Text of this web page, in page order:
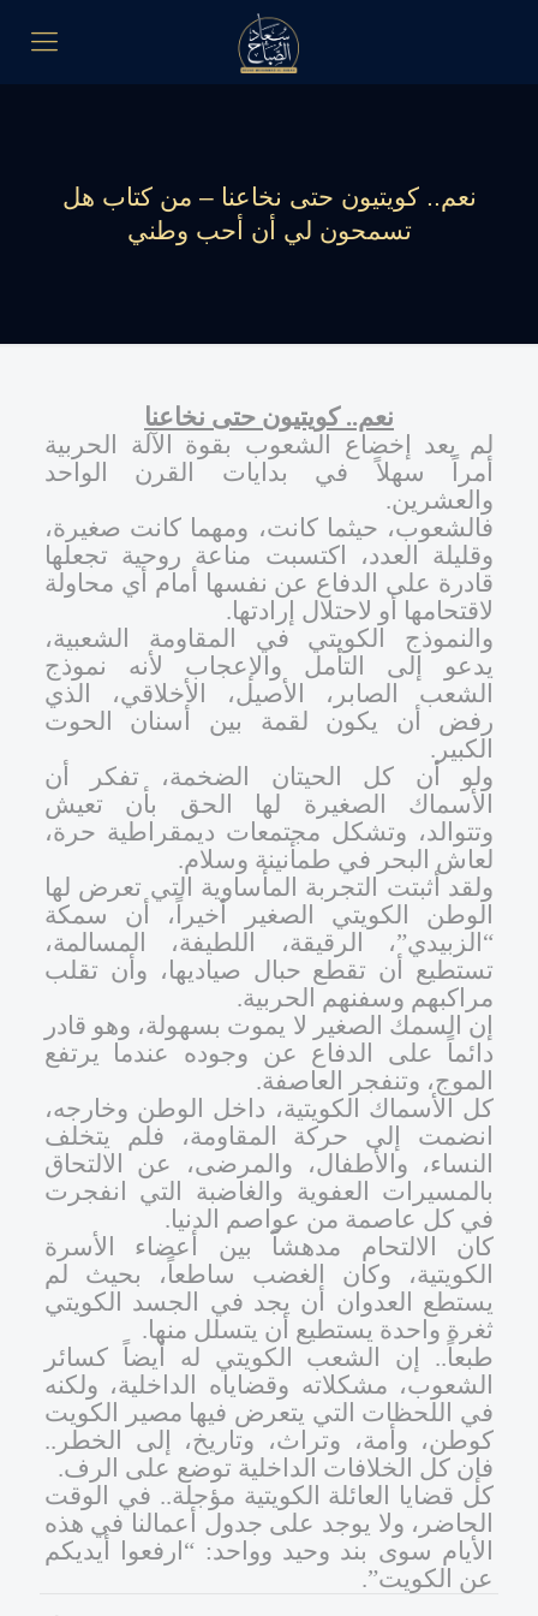
نعم.. كويتيون حتى نخاعنا – من كتاب هل
تسمحون لي أن أحب وطني
نعم.. كويتيون حتى نخاعنا
لم يعد إخضاع الشعوب بقوة الآلة الحربية
أمراً سهلاً في بدايات القرن الواحد
والعشرين.
فالشعوب، حيثما كانت، ومهما كانت صغيرة،
وقليلة العدد، اكتسبت مناعة روحية تجعلها
قادرة على الدفاع عن نفسها أمام أي محاولة
لاقتحامها أو لاحتلال إرادتها.
والنموذج الكويتي في المقاومة الشعبية،
يدعو إلى التأمل والإعجاب لأنه نموذج
الشعب الصابر، الأصيل، الأخلاقي، الذي
رفض أن يكون لقمة بين أسنان الحوت
الكبير .
ولو أن كل الحيتان الضخمة، تفكر أن
الأسماك الصغيرة لها الحق بأن تعيش
وتتوالد، وتشكل مجتمعات ديمقراطية حرة،
لعاش البحر في طمأنينة وسلام.
ولقد أثبتت التجربة المأساوية التي تعرض لها
الوطن الكويتي الصغير أخيراً، أن سمكة
“الزبيدي”، الرقيقة، اللطيفة، المسالمة،
تستطيع أن تقطع حبال صياديها، وأن تقلب
مراكبهم وسفنهم الحربية.
إن السمك الصغير لا يموت بسهولة، وهو قادر
دائماً على الدفاع عن وجوده عندما يرتفع
الموج، وتنفجر العاصفة.
كل الأسماك الكويتية، داخل الوطن وخارجه،
انضمت إلى حركة المقاومة، فلم يتخلف
النساء، والأطفال، والمرضى، عن الالتحاق
بالمسيرات العفوية والغاضبة التي انفجرت
في كل عاصمة من عواصم الدنيا.
كان الالتحام مدهشاً بين أعضاء الأسرة
الكويتية، وكان الغضب ساطعاً، بحيث لم
يستطع العدوان أن يجد في الجسد الكويتي
ثغرة واحدة يستطيع أن يتسلل منها.
طبعاً.. إن الشعب الكويتي له أيضاً كسائر
الشعوب، مشكلاته وقضاياه الداخلية، ولكنه
في اللحظات التي يتعرض فيها مصير الكويت
كوطن، وأمة، وتراث، وتاريخ، إلى الخطر..
فإن كل الخلافات الداخلية توضع على الرف.
كل قضايا العائلة الكويتية مؤجلة.. في الوقت
الحاضر، ولا يوجد على جدول أعمالنا في هذه
الأيام سوى بند وحيد وواحد: “ارفعوا أيديكم
عن الكويت”.